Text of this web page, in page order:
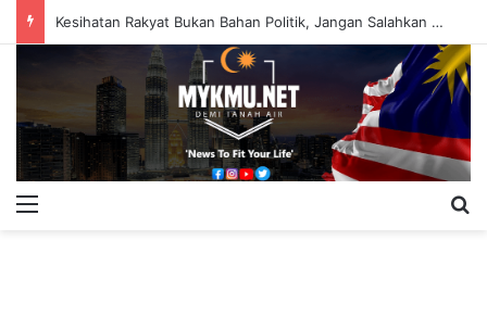
Kesihatan Rakyat Bukan Bahan Politik, Jangan Salahkan Onn Hafiz – Haslinda Salleh